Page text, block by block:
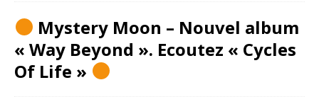
Mystery Moon – Nouvel album
« Way Beyond ». Ecoutez « Cycles
Of Life »